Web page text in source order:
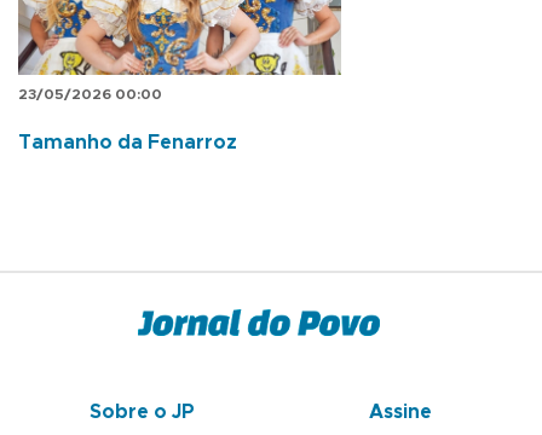
23/05/2026 00:00
Tamanho da Fenarroz
Sobre o JP
Assine